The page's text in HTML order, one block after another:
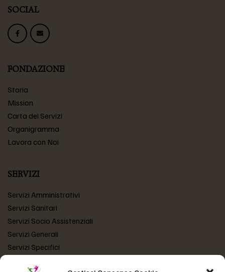
FONDAZIONE
Storia
Mission
Carta dei Servizi
Organigramma
Lavora con Noi
SERVIZI
Servizi Amministrativi
Servizi Sanitari
Servizi Socio Assistenziali
Servizi Generali
Servizi Specifici
SOCIAL